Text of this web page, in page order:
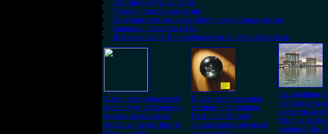
Фестиваль вуду на Гаити
Граната, спасающая жизни
На курортном острове гибнут люди от наводнения
Карнавал для собак в Рио
Возле островов Тонга обнаружен пиратский корабль
Сотни последователей
культа вуду собрались в
деревне недалеко от
столицы Гаити Порт-о-
После землетрясения,
которое опустошило
Гаити в 2010 году,
спасательные команды
Сильнейшие
обрушились на
курортный
Маврикий.
сообщает Би-